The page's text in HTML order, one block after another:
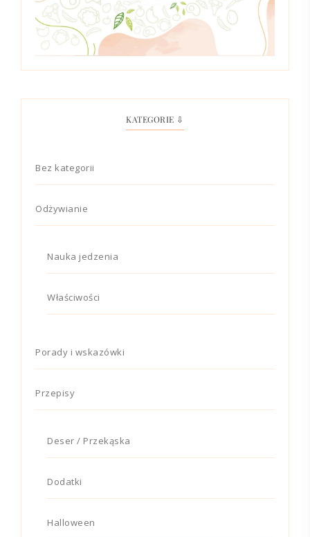
KATEGORIE ⇩
Bez kategorii
Odżywianie
Nauka jedzenia
Właściwości
Porady i wskazówki
Przepisy
Deser / Przekąska
Dodatki
Halloween